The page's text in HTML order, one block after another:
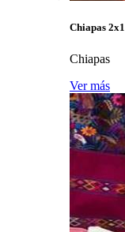
Chiapas 2x1
Chiapas
Ver más